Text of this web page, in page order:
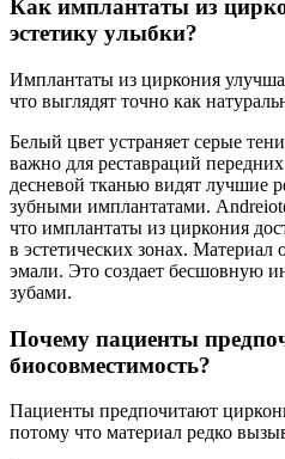
Как имплантаты из
эстетику улыбки?
Имплантаты из циркония
что выглядят точно как
Белый цвет устраняет серые
важно для реставраций
десневой тканью видят лучшие
зубными имплантатами.
что имплантаты из циркония
в эстетических зонах. Материал
эмали. Это создает бесшовную
зубами.
Почему пациенты
биосовместимость?
Пациенты предпочитают
потому что материал редко